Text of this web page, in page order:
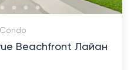
Beachfront Лайан